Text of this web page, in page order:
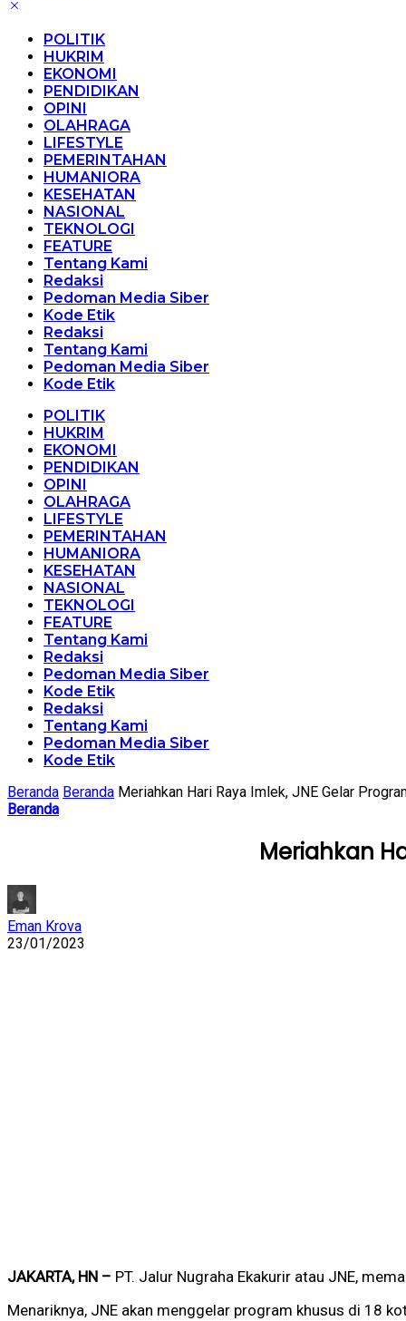
POLITIK
HUKRIM
EKONOMI
PENDIDIKAN
OPINI
OLAHRAGA
LIFESTYLE
PEMERINTAHAN
HUMANIORA
KESEHATAN
NASIONAL
TEKNOLOGI
FEATURE
Tentang Kami
Redaksi
Pedoman Media Siber
Kode Etik
Redaksi
Tentang Kami
Pedoman Media Siber
Kode Etik
POLITIK
HUKRIM
EKONOMI
PENDIDIKAN
OPINI
OLAHRAGA
LIFESTYLE
PEMERINTAHAN
HUMANIORA
KESEHATAN
NASIONAL
TEKNOLOGI
FEATURE
Tentang Kami
Redaksi
Pedoman Media Siber
Kode Etik
Redaksi
Tentang Kami
Pedoman Media Siber
Kode Etik
Beranda Beranda Meriahkan Hari Raya Imlek, JNE Gelar
Beranda
Meriahkan
Eman Krova
23/01/2023
JAKARTA, HN – PT. Jalur Nugraha Ekakurir atau JNE,
Menariknya, JNE akan menggelar program khusus di 18